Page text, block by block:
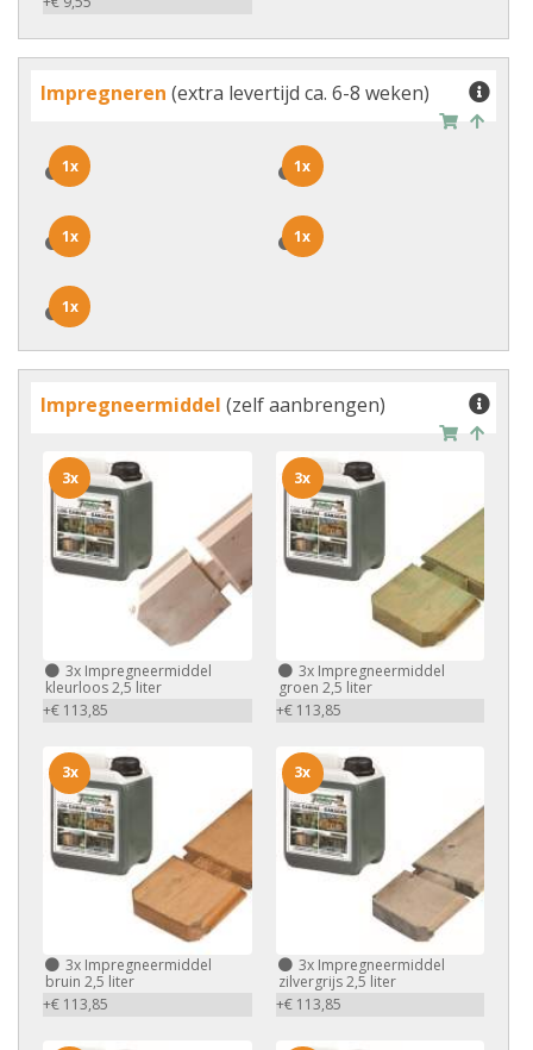
Impregneren (extra levertijd ca. 6-8 weken)
1x
1x 1x
1x
1x
1x 1x
1x
1x
1x
Impregneermiddel (zelf aanbrengen)
3x Impregneermiddel
kleurloos 2,5 liter
+€ 113,85
3x
3xImpregneermiddel
groen 2,5 liter
+€ 113,85
3x
3x Impregneermiddel
bruin 2,5 liter
+€ 113,85
3x
3xImpregneermiddel
zilvergrijs 2,5 liter
+€ 113,85
3x